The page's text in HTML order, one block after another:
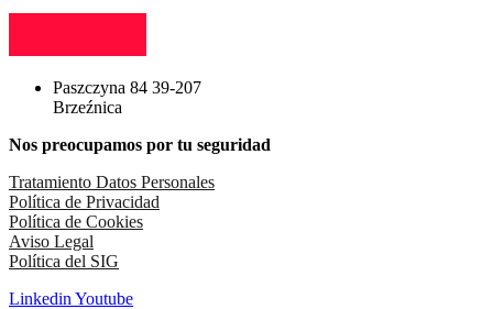
Paszczyna 84 39-207
Brzeźnica
Nos preocupamos por tu seguridad
Tratamiento Datos Personales
Política de Privacidad
Política de Cookies
Aviso Legal
Política del SIG
Linkedin Youtube